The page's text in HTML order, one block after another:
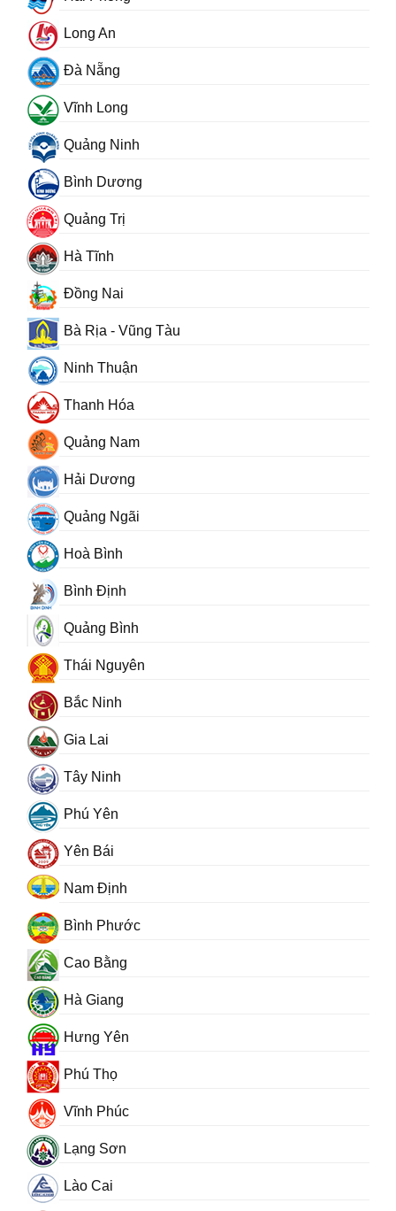
Long An
Đà Nẵng
Vĩnh Long
Quảng Ninh
Bình Dương
Quảng Trị
Hà Tĩnh
Đồng Nai
Bà Rịa - Vũng Tàu
Ninh Thuận
Thanh Hóa
Quảng Nam
Hải Dương
Quảng Ngãi
Hoà Bình
Bình Định
Quảng Bình
Thái Nguyên
Bắc Ninh
Gia Lai
Tây Ninh
Phú Yên
Yên Bái
Nam Định
Bình Phước
Cao Bằng
Hà Giang
Hưng Yên
Phú Thọ
Vĩnh Phúc
Lạng Sơn
Lào Cai